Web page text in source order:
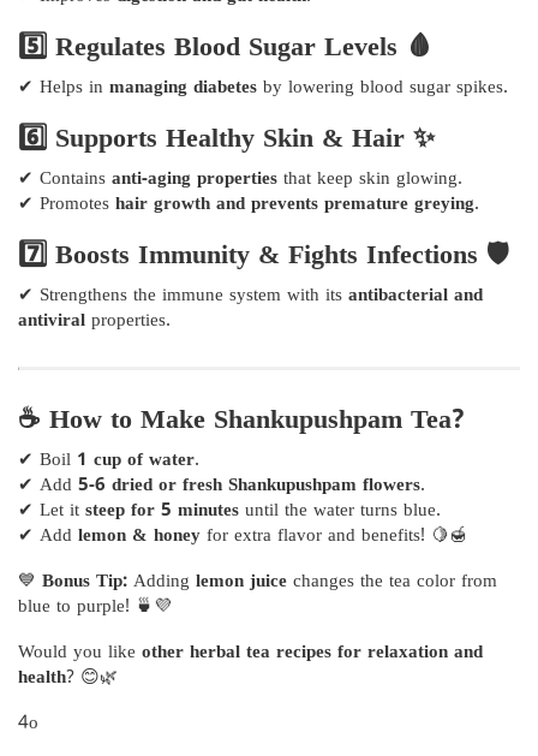
5️⃣ Regulates Blood Sugar Levels 🩸
✔ Helps in managing diabetes by lowering blood sugar spikes.
6️⃣ Supports Healthy Skin & Hair ✨
✔ Contains anti-aging properties that keep skin glowing.
✔ Promotes hair growth and prevents premature greying.
7️⃣ Boosts Immunity & Fights Infections 🛡️
✔ Strengthens the immune system with its antibacterial and
antiviral properties.
☕ How to Make Shankupushpam Tea?
✔ Boil 1 cup of water.
✔ Add 5-6 dried or fresh Shankupushpam flowers.
✔ Let it steep for 5 minutes until the water turns blue.
✔ Add lemon & honey for extra flavor and benefits! 🍋🍯
💙 Bonus Tip: Adding lemon juice changes the tea color from
blue to purple! 🍵💜
Would you like other herbal tea recipes for relaxation and
health? 😊🌿
4o